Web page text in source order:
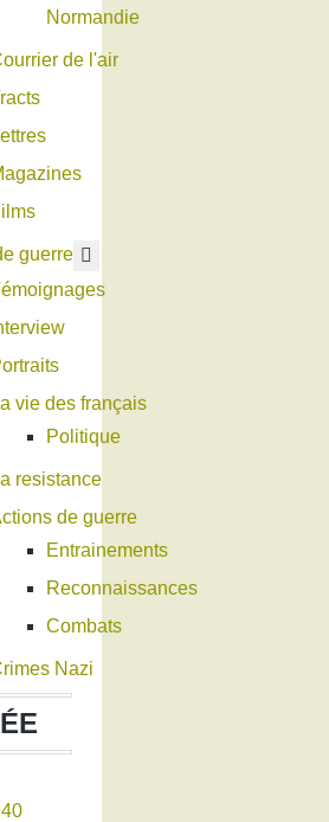
Normandie
de l'air
guerre
vie des français
Politique
resistance
de guerre
Entrainements
Reconnaissances
Combats
Nazi